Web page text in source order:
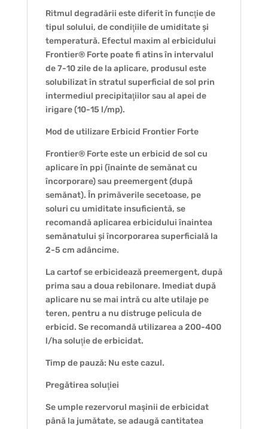
Ritmul degradării este diferit în funcţie de
tipul solului, de condiţiile de umiditate și
temperatură. Efectul maxim al erbicidului
Frontier® Forte poate fi atins în intervalul
de 7-10 zile de la aplicare, produsul este
solubilizat în stratul superficial de sol prin
intermediul precipitaţiilor sau al apei de
irigare (10-15 l/mp).
Mod de utilizare Erbicid Frontier Forte
Frontier® Forte este un erbicid de sol cu
aplicare în ppi (înainte de semănat cu
încorporare) sau preemergent (după
semănat). În primăverile secetoase, pe
soluri cu umiditate insuficientă, se
recomandă aplicarea erbicidului înaintea
semănatului și încorporarea superficială la
2-5 cm adâncime.
La cartof se erbicidează preemergent, după
prima sau a doua rebilonare. Imediat după
aplicare nu se mai intră cu alte utilaje pe
teren, pentru a nu distruge pelicula de
erbicid. Se recomandă utilizarea a 200-400
l/ha soluţie de erbicidat.
Timp de pauză: Nu este cazul.
Pregătirea soluţiei
Se umple rezervorul maşinii de erbicidat
până la jumătate, se adaugă cantitatea